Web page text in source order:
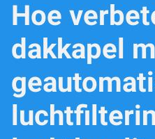
Hoe
dakkapel